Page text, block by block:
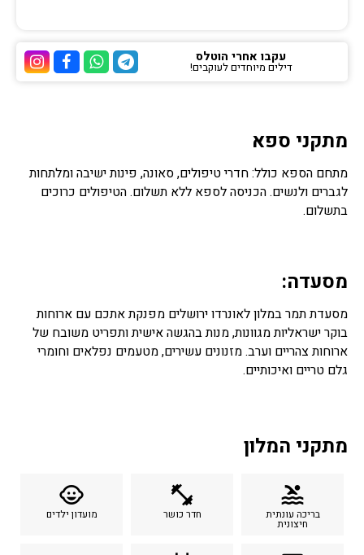
ערוץ ערוץ
ערוץ הוואטסאפ של
ערוץ הטלגרם של הוטלס
עקבו אחרי הוטלס
דילים מיוחדים לעוקבים!
מתקני ספא
מתחם הספא כולל: חדרי טיפולים, סאונה, פינות ישיבה ומלתחות
לגברים ולנשים. הכניסה לספא ללא תשלום. הטיפולים כרוכים
בתשלום.
מסעדה:
מסעדת תמר במלון לאונרדו ירושלים מפנקת אתכם עם ארוחות
בוקר ישראליות מגוונות, מנות בהגשה אישית ותפריט משובח של
ארוחות צהריים וערב. מזנונים עשירים, מטעמים נפלאים וחומרי
גלם טריים ואיכותיים.
מתקני המלון
pool
בריכה עונתית
חיצונית
fitness_center
חדר כושר
child_care
מועדון ילדים